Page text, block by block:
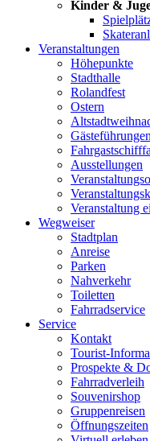
Kinder &
Veranstaltungen
Höhepunkte
Stadthalle
Rolandfest
Ostern
Gästeführungen
Ausstellungen
Veranstaltung
Wegweiser
Stadtplan
Anreise
Parken
Nahverkehr
Toiletten
Fahrradservice
Service
Kontakt
Tourist-
Prospekte &
Fahrradverleih
Souvenirshop
Gruppenreisen
Öffnungszeiten